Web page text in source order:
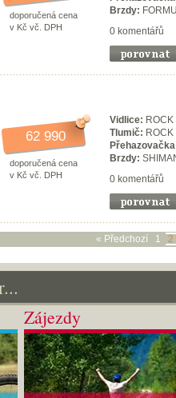
doporučená cena
v Kč vč. DPH
Brzdy:
0 komentářů
62 990
doporučená cena
v Kč vč. DPH
Vidlice:
Tlumič:
Brzdy:
0 komentářů
« Předchozí 1 2
Zájezdy